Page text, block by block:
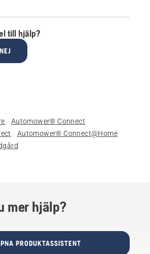
till hjälp?
NEJ
Automower® Connect
Automower® Connect@Home
mer hjälp?
PRODUKTASSISTENT